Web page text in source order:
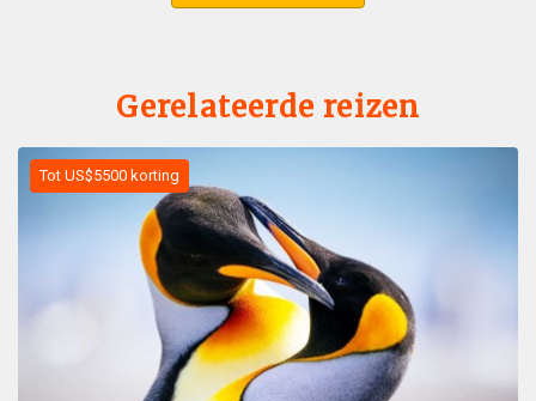
Gerelateerde reizen
Tot US$5500 korting